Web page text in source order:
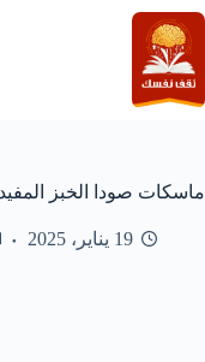
التجاوز
إلى
المحتوى
ماسكات صودا الخبز المفيدة ١١ وصفة
19 يناير، 2025